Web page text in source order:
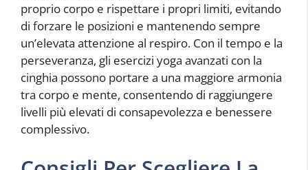
proprio corpo e rispettare i propri limiti, evitando
di forzare le posizioni e mantenendo sempre
un’elevata attenzione al respiro. Con il tempo e la
perseveranza, gli esercizi yoga avanzati con la
cinghia possono portare a una maggiore armonia
tra corpo e mente, consentendo di raggiungere
livelli più elevati di consapevolezza e benessere
complessivo.